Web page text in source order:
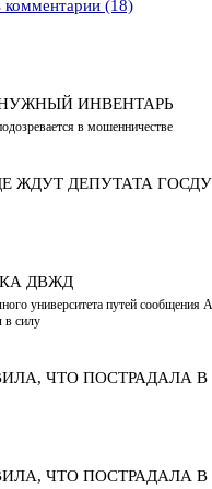
комментарии (18)
ИНВЕНТАРЬ
в мошенничестве
ЖДУТ ДЕПУТАТА
ДВЖД
университета путей сообщения
в силу
ЧТО ПОСТРАДАЛА В
ЧТО ПОСТРАДАЛА В